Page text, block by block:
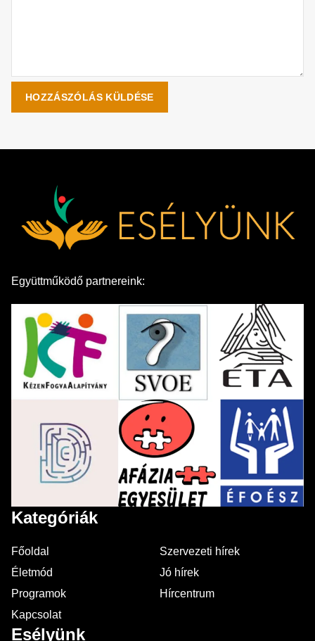
Együttműködő partnereink:
Kategóriák
Főoldal
Szervezeti hírek
Életmód
Jó hírek
Programok
Hírcentrum
Kapcsolat
Esélyünk